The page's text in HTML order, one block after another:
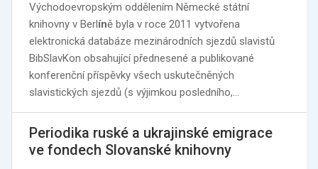
Východoevropským oddělením Německé státní
knihovny v Berlíně byla v roce 2011 vytvořena
elektronická databáze mezinárodních sjezdů slavistů
BibSlavKon obsahující přednesené a publikované
konferenční příspěvky všech uskutečněných
slavistických sjezdů (s výjimkou posledního,…
Periodika ruské a ukrajinské emigrace
ve fondech Slovanské knihovny